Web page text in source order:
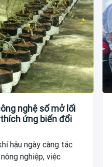
nghệ số mở lối
ứng biến đổi
hậu ngày càng tác
nghiệp, việc